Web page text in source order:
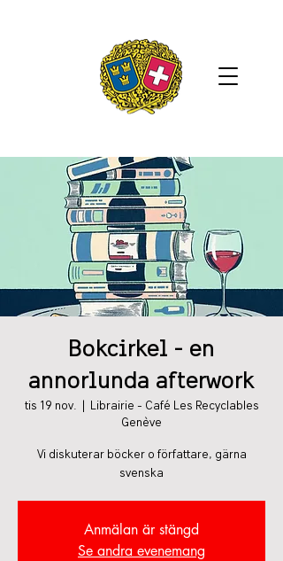
Bokcirkel - en
annorlunda afterwork
tis 19 nov.
Librairie - Café Les Recyclables
Genève
Vi diskuterar böcker o författare, gärna
svenska
Anmälan är stängd
Se andra evenemang